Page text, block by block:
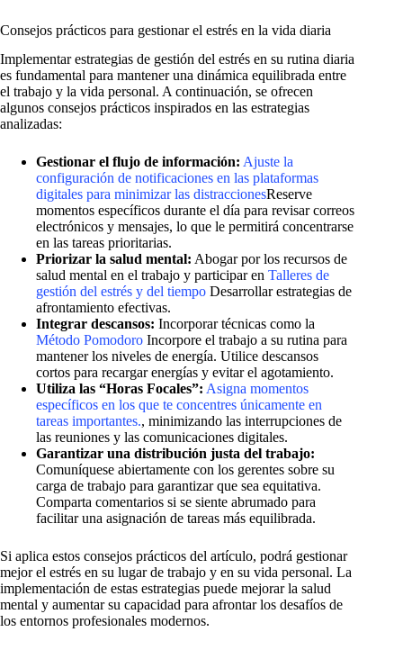
Consejos prácticos para gestionar el estrés en la vida diaria
Implementar estrategias de gestión del estrés en su rutina diaria
es fundamental para mantener una dinámica equilibrada entre
el trabajo y la vida personal. A continuación, se ofrecen
algunos consejos prácticos inspirados en las estrategias
analizadas:
Gestionar el flujo de información: Ajuste la
configuración de notificaciones en las plataformas
digitales para minimizar las distraccionesReserve
momentos específicos durante el día para revisar correos
electrónicos y mensajes, lo que le permitirá concentrarse
en las tareas prioritarias.
Priorizar la salud mental: Abogar por los recursos de
salud mental en el trabajo y participar en Talleres de
gestión del estrés y del tiempo Desarrollar estrategias de
afrontamiento efectivas.
Integrar descansos: Incorporar técnicas como la
Método Pomodoro Incorpore el trabajo a su rutina para
mantener los niveles de energía. Utilice descansos
cortos para recargar energías y evitar el agotamiento.
Utiliza las “Horas Focales”: Asigna momentos
específicos en los que te concentres únicamente en
tareas importantes., minimizando las interrupciones de
las reuniones y las comunicaciones digitales.
Garantizar una distribución justa del trabajo:
Comuníquese abiertamente con los gerentes sobre su
carga de trabajo para garantizar que sea equitativa.
Comparta comentarios si se siente abrumado para
facilitar una asignación de tareas más equilibrada.
Si aplica estos consejos prácticos del artículo, podrá gestionar
mejor el estrés en su lugar de trabajo y en su vida personal. La
implementación de estas estrategias puede mejorar la salud
mental y aumentar su capacidad para afrontar los desafíos de
los entornos profesionales modernos.